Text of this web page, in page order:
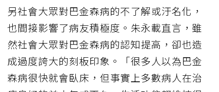
另社會大眾對巴金森病的不了解或汙名化，
也間接影響了病友積極度。朱永載直言，雖
然社會大眾對巴金森病的認知提高，卻也造
成過度誇大的刻板印象。「很多人以為巴金
森病很快就會臥床，但事實上多數病人在治